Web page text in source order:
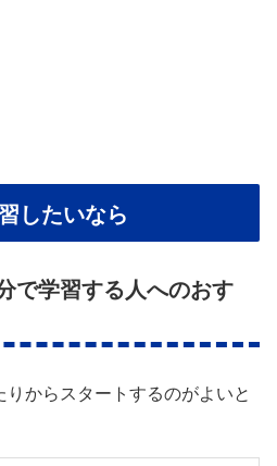
したいなら
で学習する人へのおす
からスタートするのがよいと